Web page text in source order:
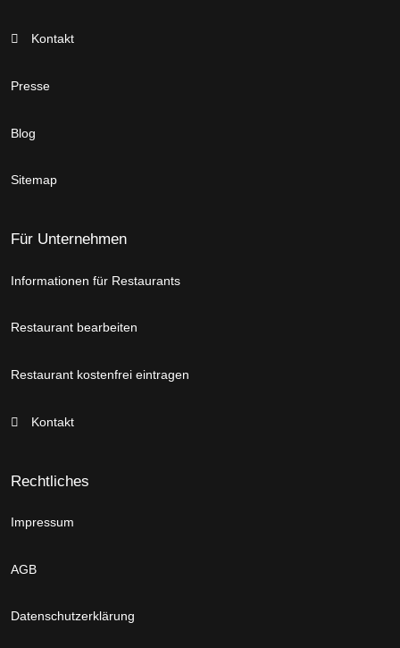
Kontakt
Presse
Blog
Sitemap
Für Unternehmen
Informationen für Restaurants
Restaurant bearbeiten
Restaurant kostenfrei eintragen
Kontakt
Rechtliches
Impressum
AGB
Datenschutzerklärung